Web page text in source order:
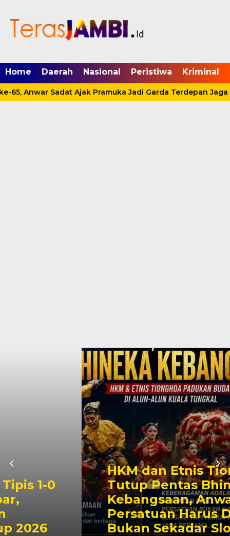
Home Daerah Nasional Peristiwa Kriminal
65, Anwar Sadat Ajak Pramuka Jadi Garda Terdepan
HKM dan Etnis Tionghoa
Tutup Pentas Bhineka
Kebangsaan, Anwar Sadat:
Persatuan Harus Dijaga,
Bukan Sekadar Slogan